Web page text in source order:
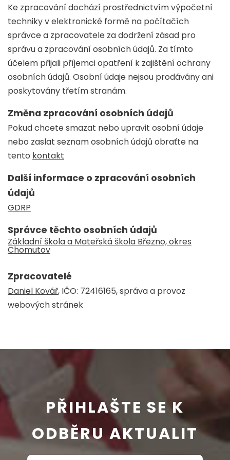
Ke zpracování dochází prostřednictvím výpočetní
techniky v elektronické formě na počítačích
správce a zpracovatele za dodržení zásad pro
správu a zpracování osobních údajů. Za tímto
účelem přijali příjemci opatření k zajištění ochrany
osobních údajů. Osobní údaje nejsou prodávány ani
poskytovány třetím stranám.
Změna zpracování osobních údajů
Pokud chcete smazat nebo upravit osobní údaje
nebo zaslat seznam osobních údajů obraťte na
tento kontakt
Další informace o zpracování osobních
údajů
GDRP
Správce těchto osobních údajů
Základní škola a Mateřská škola Březno, okres
Chomutov
Zpracovatelé
Daniel Kovář, IČO: 72416165, správa a provoz
webových stránek
PŘIHLAŠTE SE K
ODBĚRU AKTUALIT